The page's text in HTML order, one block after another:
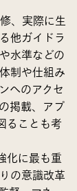
、実際に生
他ガイドラ
水準などの
制や仕組み
へのアクセ
掲載、アプ
ることも考
化に最も重
の意識改革